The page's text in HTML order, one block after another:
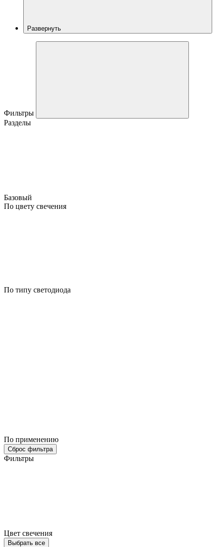
Развернуть
Фильтры
Разделы
Базовый
По цвету свечения
По типу светодиода
По применению
Сброс фильтра
Фильтры
Цвет свечения
Выбрать все